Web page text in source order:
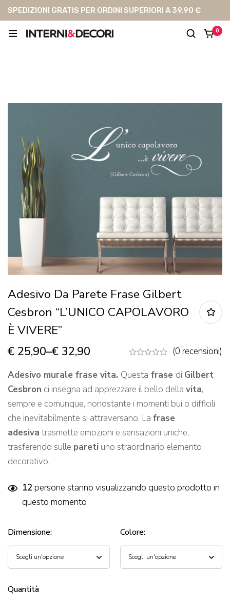
SPEDIZIONI GRATIS PER ORDINI SUPERIORI A 39,90 €
0
Adesivo Da Parete Frase Gilbert
Cesbron “L’UNICO CAPOLAVORO
È VIVERE”
€ 25,90–€ 32,90
(0 recensioni)
Adesivo murale frase vita. Questa frase di Gilbert
Cesbron ci insegna ad apprezzare il bello della vita,
sempre e comunque, nonostante i momenti bui o difficili
che inevitabilmente si attraversano. La frase
adesiva trasmette emozioni e sensazioni uniche,
trasferendo sulle pareti uno straordinario elemento
decorativo.
12 persone stanno visualizzando questo prodotto in
questo momento
Dimensione: Colore:
Quantità